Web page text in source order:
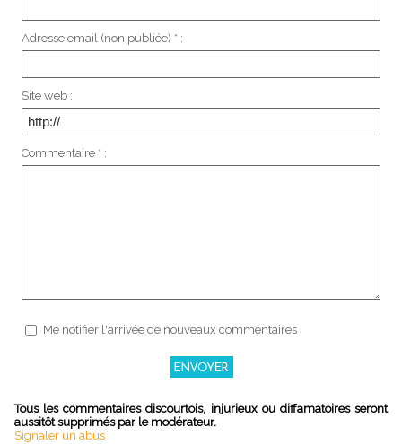
Adresse email (non publiée) * :
Site web :
Commentaire * :
Me notifier l'arrivée de nouveaux commentaires
Tous les commentaires discourtois, injurieux ou diffamatoires seront
aussitôt supprimés par le modérateur.
Signaler un abus